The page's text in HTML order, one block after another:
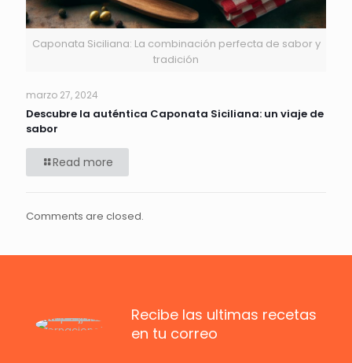
Caponata Siciliana: La combinación perfecta de sabor y
tradición
marzo 27, 2024
Descubre la auténtica Caponata Siciliana: un viaje de
sabor
Read more
Comments are closed.
Recibe las ultimas recetas
en tu correo